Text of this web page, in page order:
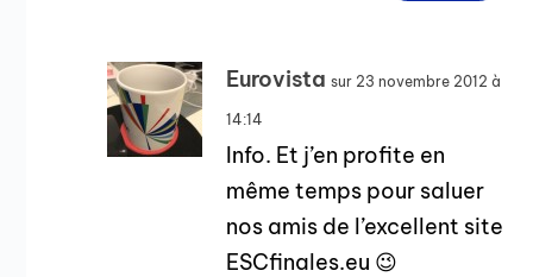
Eurovista sur 23 novembre 2012 à
14:14
Info. Et j’en profite en
même temps pour saluer
nos amis de l’excellent site
ESCfinales.eu 😉